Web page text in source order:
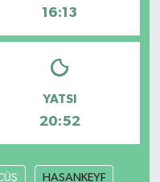
16:13
YATSI
20:52
HASANKEYF